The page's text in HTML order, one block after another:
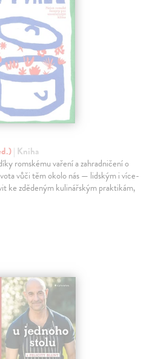
| Kniha
romskému vaření a zahradničení o
vůči těm okolo nás — lidským i více-
ke zdědeným kulinářským praktikám,